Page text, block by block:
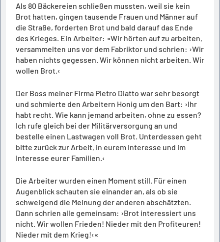
Als 80 Bäckereien schließen mussten, weil sie kein
Brot hatten, gingen tausende Frauen und Männer auf
die Straße, forderten Brot und bald darauf das Ende
des Krieges. Ein Arbeiter: »Wir hörten auf zu arbeiten,
versammelten uns vor dem Fabriktor und schrien: ›Wir
haben nichts gegessen. Wir können nicht arbeiten. Wir
wollen Brot.‹
Der Boss meiner Firma Pietro Diatto war sehr besorgt
und schmierte den Arbeitern Honig um den Bart: ›Ihr
habt recht. Wie kann jemand arbeiten, ohne zu essen?
Ich rufe gleich bei der Militärversorgung an und
bestelle einen Lastwagen voll Brot. Unterdessen geht
bitte zurück zur Arbeit, in eurem Interesse und im
Interesse eurer Familien.‹
Die Arbeiter wurden einen Moment still. Für einen
Augenblick schauten sie einander an, als ob sie
schweigend die Meinung der anderen abschätzten.
Dann schrien alle gemeinsam: ›Brot interessiert uns
nicht. Wir wollen Frieden! Nieder mit den Profiteuren!
Nieder mit dem Krieg!‹«